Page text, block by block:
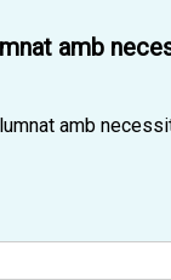
amb
amb